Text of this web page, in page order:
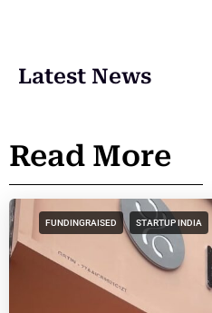
Latest News
Read More
FUNDINGRAISED STARTUP INDIA